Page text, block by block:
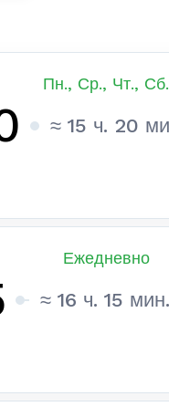
Пн., Ср., Чт., Сб.
≈ 15 ч. 20
Ежедневно
≈ 16 ч. 15 мин.